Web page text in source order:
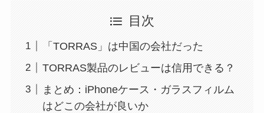
目次
「TORRAS」は中国の会社だった
TORRAS製品のレビューは信用できる？
まとめ：iPhoneケース・ガラスフィルム
はどこの会社が良いか